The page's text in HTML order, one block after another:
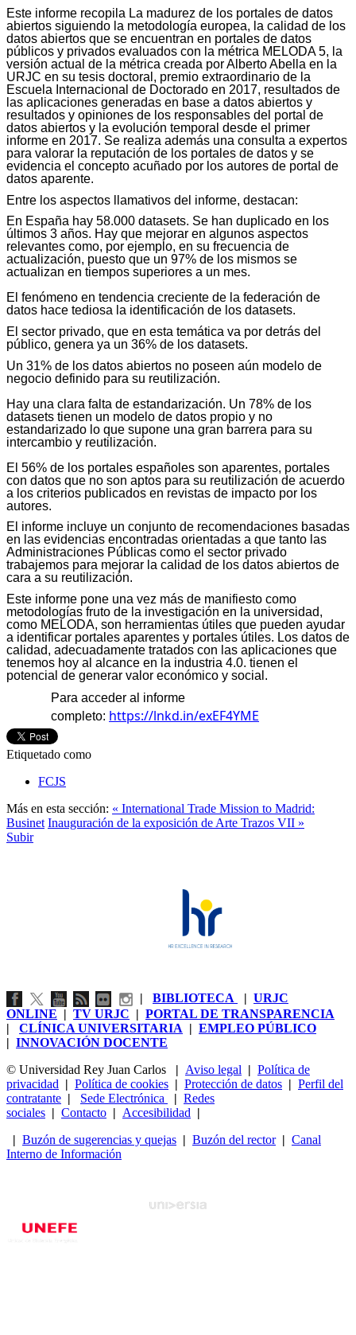
Este informe recopila La madurez de los portales de datos
abiertos siguiendo la metodología europea, la calidad de los
datos abiertos que se encuentran en portales de datos
públicos y privados evaluados con la métrica MELODA 5, la
versión actual de la métrica creada por Alberto Abella en la
URJC en su tesis doctoral, premio extraordinario de la
Escuela Internacional de Doctorado en 2017, resultados de
las aplicaciones generadas en base a datos abiertos y
resultados y opiniones de los responsables del portal de
datos abiertos y la evolución temporal desde el primer
informe en 2017. Se realiza además una consulta a expertos
para valorar la reputación de los portales de datos y se
evidencia el concepto acuñado por los autores de portal de
datos aparente.
Entre los aspectos llamativos del informe, destacan:
En España hay 58.000 datasets. Se han duplicado en los
últimos 3 años. Hay que mejorar en algunos aspectos
relevantes como, por ejemplo, en su frecuencia de
actualización, puesto que un 97% de los mismos se
actualizan en tiempos superiores a un mes.
El fenómeno en tendencia creciente de la federación de
datos hace tediosa la identificación de los datasets.
El sector privado, que en esta temática va por detrás del
público, genera ya un 36% de los datasets.
Un 31% de los datos abiertos no poseen aún modelo de
negocio definido para su reutilización.
Hay una clara falta de estandarización. Un 78% de los
datasets tienen un modelo de datos propio y no
estandarizado lo que supone una gran barrera para su
intercambio y reutilización.
El 56% de los portales españoles son aparentes, portales
con datos que no son aptos para su reutilización de acuerdo
a los criterios publicados en revistas de impacto por los
autores.
El informe incluye un conjunto de recomendaciones basadas
en las evidencias encontradas orientadas a que tanto las
Administraciones Públicas como el sector privado
trabajemos para mejorar la calidad de los datos abiertos de
cara a su reutilización.
Este informe pone una vez más de manifiesto como
metodologías fruto de la investigación en la universidad,
como MELODA, son herramientas útiles que pueden ayudar
a identificar portales aparentes y portales útiles. Los datos de
calidad, adecuadamente tratados con las aplicaciones que
tenemos hoy al alcance en la industria 4.0. tienen el
potencial de generar valor económico y social.
Para acceder al informe
completo: https://lnkd.in/exEF4YME
Etiquetado como
FCJS
Más en esta sección: « International Trade Mission to Madrid:
Businet Inauguración de la exposición de Arte Trazos VII »
Subir
BIBLIOTECA
URJC
ONLINE
TV URJC
PORTAL DE TRANSPARENCIA
CLÍNICA UNIVERSITARIA
EMPLEO PÚBLICO
INNOVACIÓN DOCENTE
© Universidad Rey Juan Carlos
Aviso legal
Política de
privacidad
Política de cookies Protección de datos
Perfil del
contratante
Sede Electrónica
Redes
sociales
Contacto Accesibilidad
Buzón de sugerencias y quejas Buzón del rector| Canal
Interno de Información